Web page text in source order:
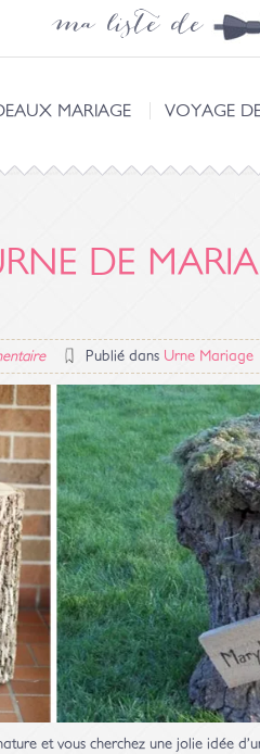
ma liste
MARIAGE VOYAGE
DE
Publié dans Urne Mariage
et vous cherchez une jolie idée